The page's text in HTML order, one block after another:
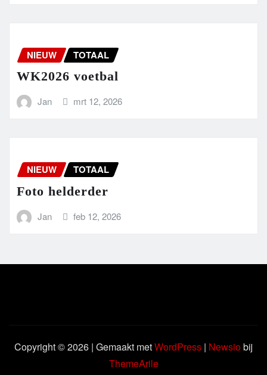
NIEUW TOTAAL
WK2026 voetbal
Jan mrt 12, 2026
NIEUW TOTAAL
Foto helderder
Jan feb 12, 2026
Copyright © 2026 | Gemaakt metWordPress | Newsiobij
ThemeArile